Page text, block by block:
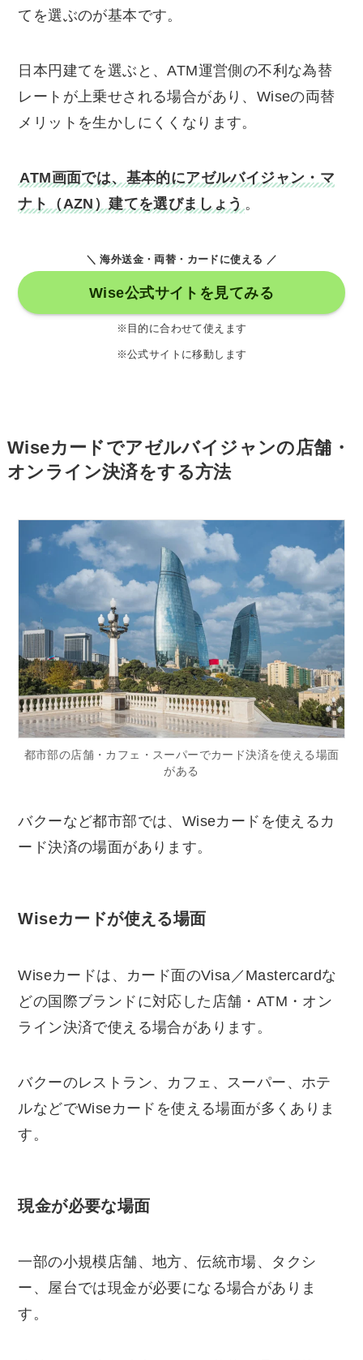
てを選ぶのが基本です。
日本円建てを選ぶと、ATM運営側の不利な為替
レートが上乗せされる場合があり、Wiseの両替
メリットを生かしにくくなります。
ATM画面では、基本的にアゼルバイジャン・マ
ナト（AZN）建てを選びましょう 。
＼ 海外送金・両替・カードに使える ／
Wise公式サイトを見てみる
※目的に合わせて使えます
※公式サイトに移動します
Wiseカードでアゼルバイジャンの店舗・
オンライン決済をする方法
都市部の店舗・カフェ・スーパーでカード決済を使える場面
がある
バクーなど都市部では、Wiseカードを使えるカ
ード決済の場面があります。
Wiseカードが使える場面
Wiseカードは、カード面のVisa／Mastercardな
どの国際ブランドに対応した店舗・ATM・オン
ライン決済で使える場合があります。
バクーのレストラン、カフェ、スーパー、ホテ
ルなどでWiseカードを使える場面が多くありま
す。
現金が必要な場面
一部の小規模店舗、地方、伝統市場、タクシ
ー、屋台では現金が必要になる場合がありま
す。